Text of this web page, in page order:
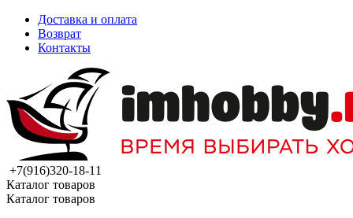
Доставка и оплата
Возврат
Контакты
+7(916)320-18-11
Каталог товаров
Каталог товаров